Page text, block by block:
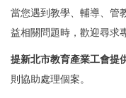
當您遇到教學、輔導、管
益相關問題時，歡迎尋求
提新北市教育產業工會提
則協助處理個案。